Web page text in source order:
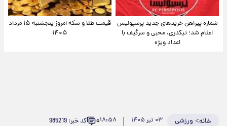
شماره پیراهن خریدهای جدید پرسپولیس
اعلام شد؛ تیکدری، محبی و سرگیف با
اعداد ویژه
قیمت طلا و سکه امروز پنجشنبه ۱۵ مرداد
۱۴۰۵
خانه> ورزشی ۰۳ تیر ۱۴۰۵ ۱۸:۵۸۰ کد خبر: 985219